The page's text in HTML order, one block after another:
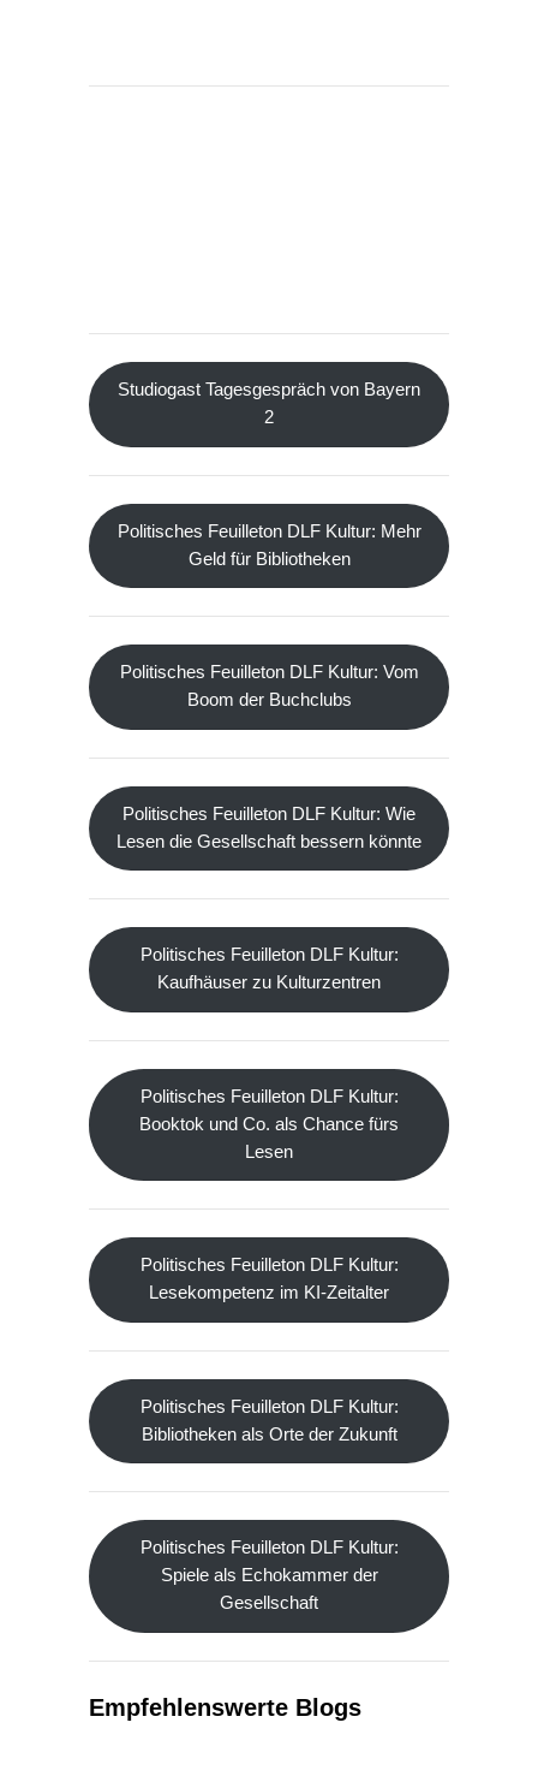
Studiogast Tagesgespräch von Bayern
2
Politisches Feuilleton DLF Kultur: Mehr
Geld für Bibliotheken
Politisches Feuilleton DLF Kultur: Vom
Boom der Buchclubs
Politisches Feuilleton DLF Kultur: Wie
Lesen die Gesellschaft bessern könnte
Politisches Feuilleton DLF Kultur:
Kaufhäuser zu Kulturzentren
Politisches Feuilleton DLF Kultur:
Booktok und Co. als Chance fürs
Lesen
Politisches Feuilleton DLF Kultur:
Lesekompetenz im KI-Zeitalter
Politisches Feuilleton DLF Kultur:
Bibliotheken als Orte der Zukunft
Politisches Feuilleton DLF Kultur:
Spiele als Echokammer der
Gesellschaft
Empfehlenswerte Blogs